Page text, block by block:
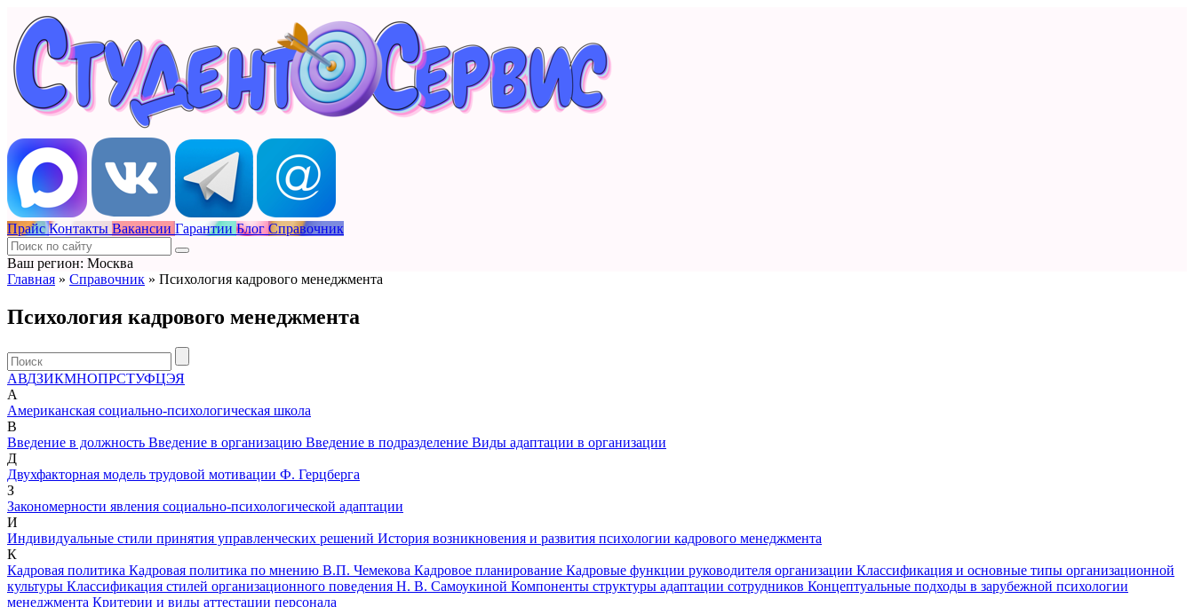
Прайс Контакты Вакансии Гарантии Блог Справочник
Ваш регион: Москва
Главная » Справочник » Психология кадрового менеджмента
Психология кадрового менеджмента
АВДЗИКМНОПРСТУФЦЭЯ
А
Американская социально-психологическая школа
В
Введение в должность Введение в организацию Введение в подразделение Виды адаптации в организации
Д
Двухфакторная модель трудовой мотивации Ф. Герцберга
З
Закономерности явления социально-психологической адаптации
И
Индивидуальные стили принятия управленческих решений История возникновения и развития психологии кадрового менеджмента
К
Кадровая политика Кадровая политика по мнению В.П. Чемекова Кадровое планирование Кадровые функции руководителя организации Классификация и основные типы организационной
культуры Классификация стилей организационного поведения Н. В. Самоукиной Компоненты структуры адаптации сотрудников Концептуальные подходы в зарубежной психологии
менеджмента Критерии и виды аттестации персонала